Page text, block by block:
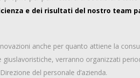
e dei risultati del nostro team
anche per quanto attiene la
verranno organizzati
del personale d’azienda.